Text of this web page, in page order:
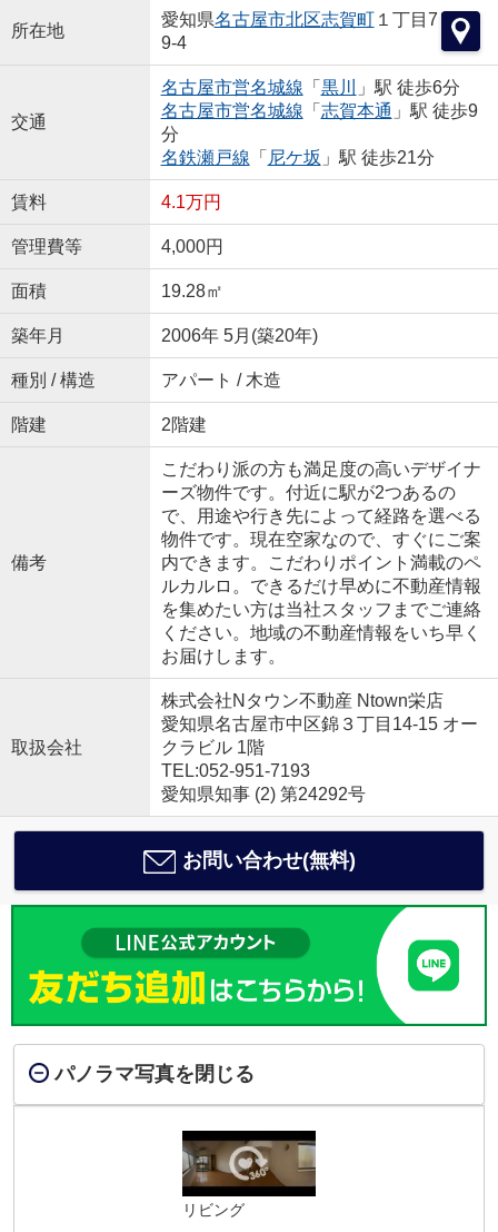
所在地
愛知県名古屋市北区志賀町１丁目7
9-4
交通
名古屋市営名城線 「 黒川
」駅 徒歩6分
名古屋市営名城線 「 志賀本通 」駅 徒歩9
分
名鉄瀬戸線 「 尼ケ坂 」駅 徒歩21分
賃料 4.1万円
管理費等 4,000円
面積 19.28㎡
築年月 2006年 5月(築20年)
種別 / 構造 アパート / 木造
階建 2階建
備考
こだわり派の方も満足度の高いデザイナ
ーズ物件です。付近に駅が2つあるの
で、用途や行き先によって経路を選べる
物件です。現在空家なので、すぐにご案
内できます。こだわりポイント満載のペ
ルカルロ。できるだけ早めに不動産情報
を集めたい方は当社スタッフまでご連絡
ください。地域の不動産情報をいち早く
お届けします。
取扱会社
株式会社Nタウン不動産 Ntown栄店
愛知県名古屋市中区錦３丁目14-15 オー
クラビル 1階
TEL:052-951-7193
愛知県知事 (2) 第24292号
お問い合わせ(無料)
パノラマ写真を閉じる
リビング